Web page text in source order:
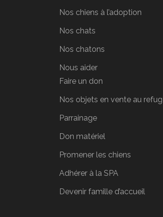
Nos chiens à l’adoption
Nos chats
Nos chatons
Nous aider
Faire un don
Nos objets en vente au
Parrainage
Don matériel
Promener les chiens
Adhérer à la SPA
Devenir famille d’accueil